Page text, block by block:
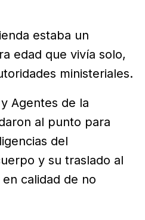
estaba un
edad que vivía solo,
ministeriales.
Agentes de la
al punto para
del
y su traslado al
calidad de no